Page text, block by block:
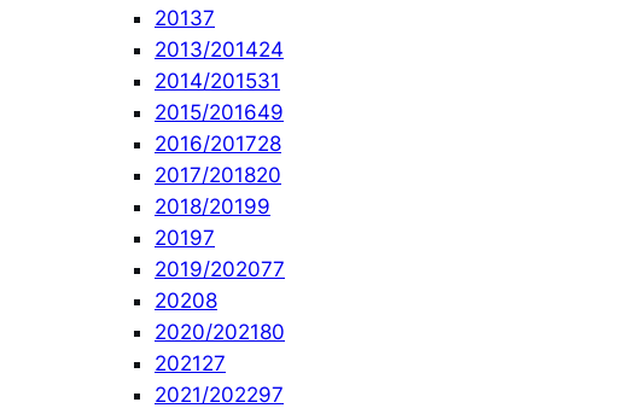
20137
2013/201424
2014/201531
2015/201649
2016/201728
2017/201820
2018/20199
20197
2019/202077
20208
2020/202180
202127
2021/202297